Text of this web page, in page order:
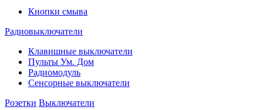
Кнопки смыва
Радиовыключатели
Клавишные выключатели
Пульты Ум. Дом
Радиомодуль
Сенсорные выключатели
Розетки Выключатели